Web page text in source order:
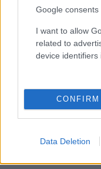
Google consents
I want to allow
related to
device identifiers
CONFIRM
Data Deletion
Σαουδική
Ο υδράργυρος έφθανε
χαρακτηρίζεται ο
19.06.2024 06:32